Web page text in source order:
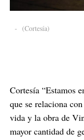
- (Cortesía)
Cortesía “Estamos
que se relaciona
vida y la obra de
mayor cantidad de